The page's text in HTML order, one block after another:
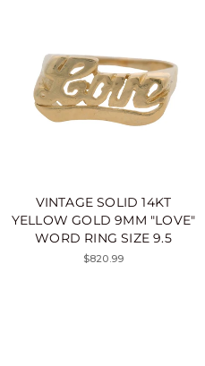
VINTAGE SOLID 14KT
YELLOW GOLD 9MM "LOVE"
WORD RING SIZE 9.5
$820.99